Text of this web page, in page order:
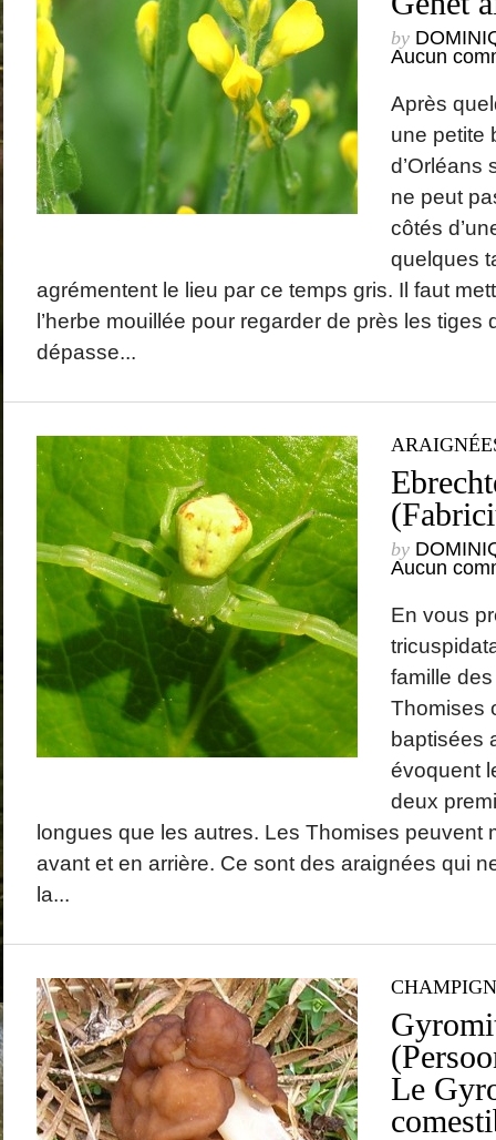
by
Aucun
Après
une petite
d’Orléans
ne peut
côtés
quelques
agrémentent le lieu par ce temps gris. Il faut
l’herbe mouillée pour regarder de près les tiges
dépasse...
by
Aucun
En vous
famille
Thomises
baptisées
évoquent
deux
longues que les autres. Les Thomises peuvent
avant et en arrière. Ce sont des araignées qui
la...
Le